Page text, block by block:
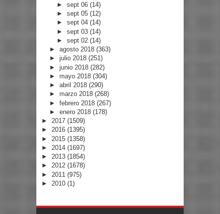
►sept 06(14)
►sept 05(12)
►sept 04(14)
►sept 03(14)
►sept 02(14)
► agosto 2018 (363)
► julio 2018 (251)
► junio 2018 (282)
► mayo 2018 (304)
► abril 2018 (290)
► marzo 2018 (268)
► febrero 2018 (267)
► enero 2018 (178)
► 2017 (1509)
► 2016 (1395)
► 2015 (1358)
► 2014 (1697)
► 2013 (1854)
► 2012 (1678)
► 2011 (975)
► 2010 (1)